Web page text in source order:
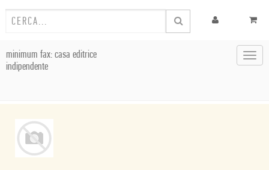
minimum fax: casa editrice
indipendente